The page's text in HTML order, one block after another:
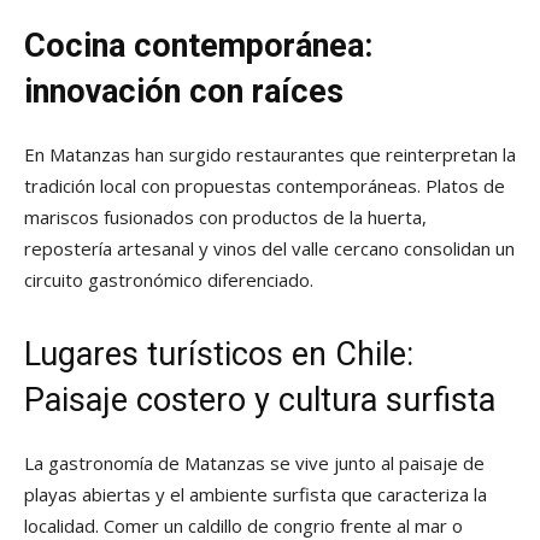
Cocina contemporánea:
innovación con raíces
En Matanzas han surgido restaurantes que reinterpretan la
tradición local con propuestas contemporáneas. Platos de
mariscos fusionados con productos de la huerta,
repostería artesanal y vinos del valle cercano consolidan un
circuito gastronómico diferenciado.
Lugares turísticos en Chile:
Paisaje costero y cultura surfista
La gastronomía de Matanzas se vive junto al paisaje de
playas abiertas y el ambiente surfista que caracteriza la
localidad. Comer un caldillo de congrio frente al mar o